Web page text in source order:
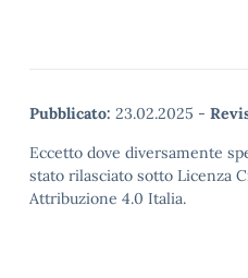
Pubblicato: 23.02.2025 -
Eccetto dove diversamente
stato rilasciato sotto Licenza
Attribuzione 4.0 Italia.